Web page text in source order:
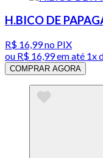
H.BICO DE
R$ 16,99no PIX
ou R$ 16,99em até 1x
COMPRAR AGORA